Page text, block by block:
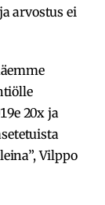
arvostus ei
20x ja
Vilppo